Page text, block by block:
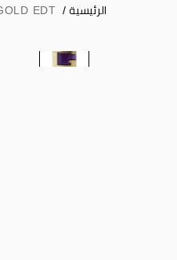
الرئيسية /
EDT